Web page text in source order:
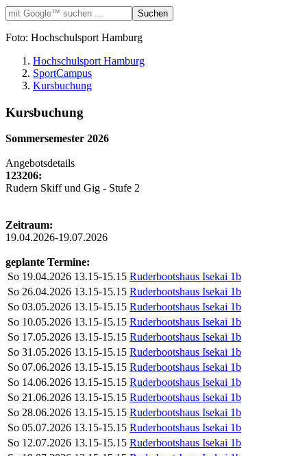
Foto: Hochschulsport Hamburg
Hochschulsport Hamburg
SportCampus
Kursbuchung
Kursbuchung
Sommersemester 2026
Angebotsdetails
123206:
Rudern Skiff und Gig - Stufe 2
Zeitraum:
19.04.2026-19.07.2026
geplante Termine:
So 19.04.2026 13.15-15.15 Ruderbootshaus Isekai 1b
So 26.04.2026 13.15-15.15 Ruderbootshaus Isekai 1b
So 03.05.2026 13.15-15.15 Ruderbootshaus Isekai 1b
So 10.05.2026 13.15-15.15 Ruderbootshaus Isekai 1b
So 17.05.2026 13.15-15.15 Ruderbootshaus Isekai 1b
So 31.05.2026 13.15-15.15 Ruderbootshaus Isekai 1b
So 07.06.2026 13.15-15.15 Ruderbootshaus Isekai 1b
So 14.06.2026 13.15-15.15 Ruderbootshaus Isekai 1b
So 21.06.2026 13.15-15.15 Ruderbootshaus Isekai 1b
So 28.06.2026 13.15-15.15 Ruderbootshaus Isekai 1b
So 05.07.2026 13.15-15.15 Ruderbootshaus Isekai 1b
So 12.07.2026 13.15-15.15 Ruderbootshaus Isekai 1b